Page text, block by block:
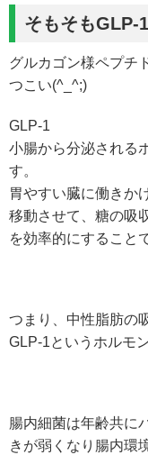
そもそもGLP-
グルカゴン様ペプチ
つこい(^_^;)
GLP-1
小腸から分泌される
す。
胃やすい臓に働きか
移動させて、糖の吸
を効率的にすること
つまり、中性脂肪の
GLP-1というホルモ
腸内細菌は年齢共に
きが弱くなり腸内環